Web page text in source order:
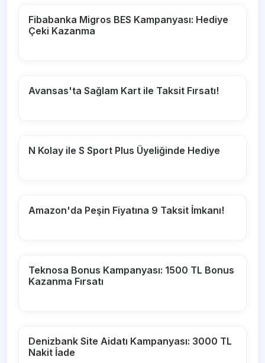
Fibabanka Migros BES Kampanyası: Hediye
Çeki Kazanma
Avansas'ta Sağlam Kart ile Taksit Fırsatı!
N Kolay ile S Sport Plus Üyeliğinde Hediye
Amazon'da Peşin Fiyatına 9 Taksit İmkanı!
Teknosa Bonus Kampanyası: 1500 TL Bonus
Kazanma Fırsatı
Denizbank Site Aidatı Kampanyası: 3000 TL
Nakit İade